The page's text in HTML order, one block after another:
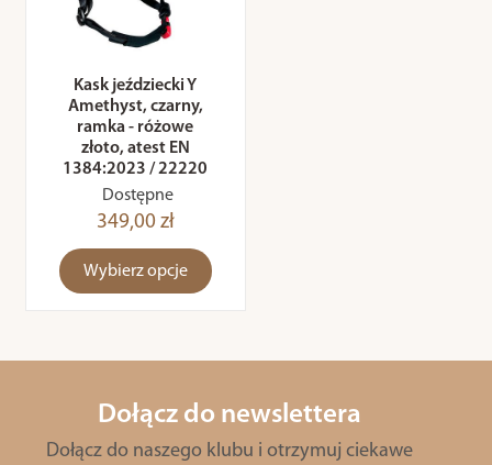
Kask jeździecki Y
Amethyst, czarny,
ramka - różowe
złoto, atest EN
1384:2023 / 22220
Dostępne
349,00 zł
Wybierz opcje
Dołącz do newslettera
Dołącz do naszego klubu i otrzymuj ciekawe